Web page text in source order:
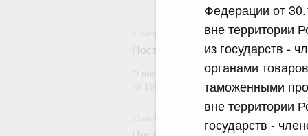
Федерации от
вне территории
из государств -
органами
таможенными
вне территории
государств -
Постановление Правительства
О внесении изменений в постановление